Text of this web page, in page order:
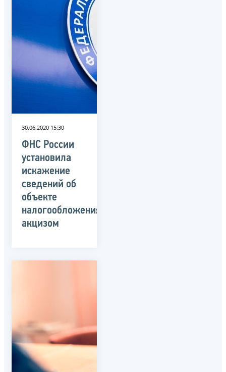
30.06.2020 15:30
ФНС России
установила
искажение
сведений об
объекте
налогообложения
акцизом